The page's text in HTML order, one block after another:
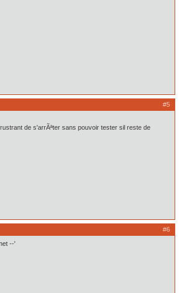
#5
de s'arrÃªter sans pouvoir tester sil reste de
#6
--'